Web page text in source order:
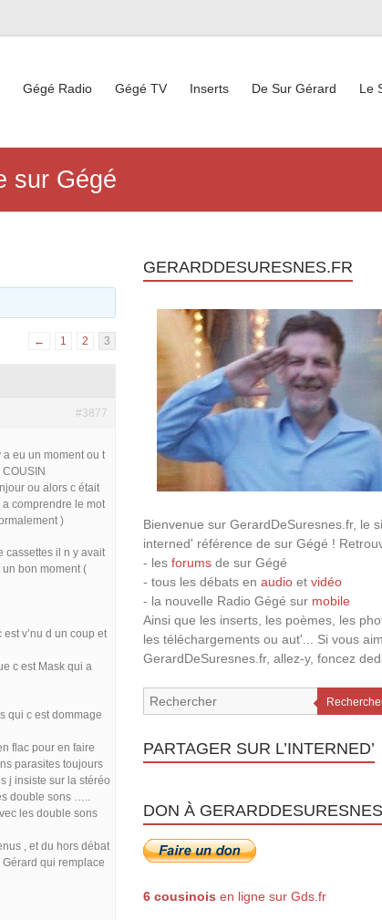
Gégé Radio Gégé TV Inserts De Sur Gérard Le
sur Gégé
← 1 2 3
#3877
eu un moment ou t
ou alors c était
comprendre le mot
)
cassettes il n y avait
bon moment (
v’nu d un coup et
c est Mask qui a
qui c est dommage
flac pour en faire
parasites toujours
j insiste sur la stéréo
double sons …..
les double sons
, et du hors débat
qui remplace
GERARDDESURESNES.FR
Bienvenue sur GerardDeSuresnes.fr, le
interned' référence de sur Gégé !
- lesforums de sur Gégé
- tous les débats enaudio etvidéo
- la nouvelle Radio Gégé sur mobile
Ainsi que les inserts, les poèmes, les
les téléchargements ou aut'... Si vous
GerardDeSuresnes.fr, allez-y, foncez
PARTAGER SUR L’INTERNED’
DON À
6 cousinois en ligne sur Gds.fr